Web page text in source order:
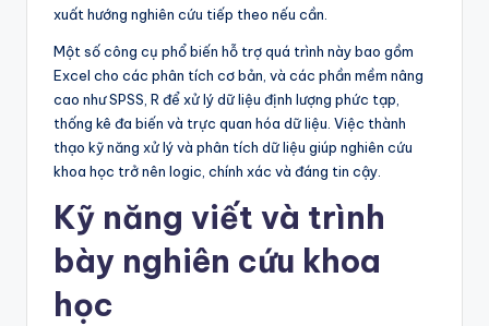
xuất hướng nghiên cứu tiếp theo nếu cần.
Một số công cụ phổ biến hỗ trợ quá trình này bao gồm
Excel cho các phân tích cơ bản, và các phần mềm nâng
cao như SPSS, R để xử lý dữ liệu định lượng phức tạp,
thống kê đa biến và trực quan hóa dữ liệu. Việc thành
thạo kỹ năng xử lý và phân tích dữ liệu giúp nghiên cứu
khoa học trở nên logic, chính xác và đáng tin cậy.
Kỹ năng viết và trình
bày nghiên cứu khoa
học